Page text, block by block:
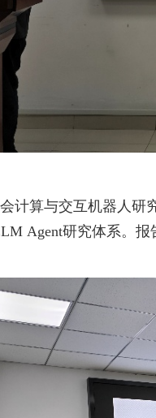
计算与交互机器人
Agent研究体系。